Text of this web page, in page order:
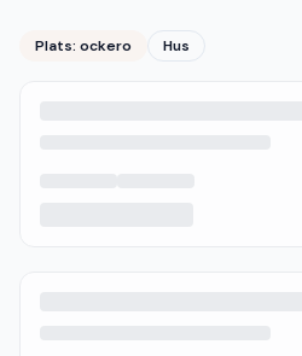
Plats: ockero Hus